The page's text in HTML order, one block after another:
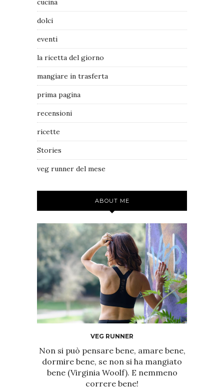
cucina
dolci
eventi
la ricetta del giorno
mangiare in trasferta
prima pagina
recensioni
ricette
Stories
veg runner del mese
ABOUT ME
VEG RUNNER
Non si può pensare bene, amare bene,
dormire bene, se non si ha mangiato
bene (Virginia Woolf). E nemmeno
correre bene!